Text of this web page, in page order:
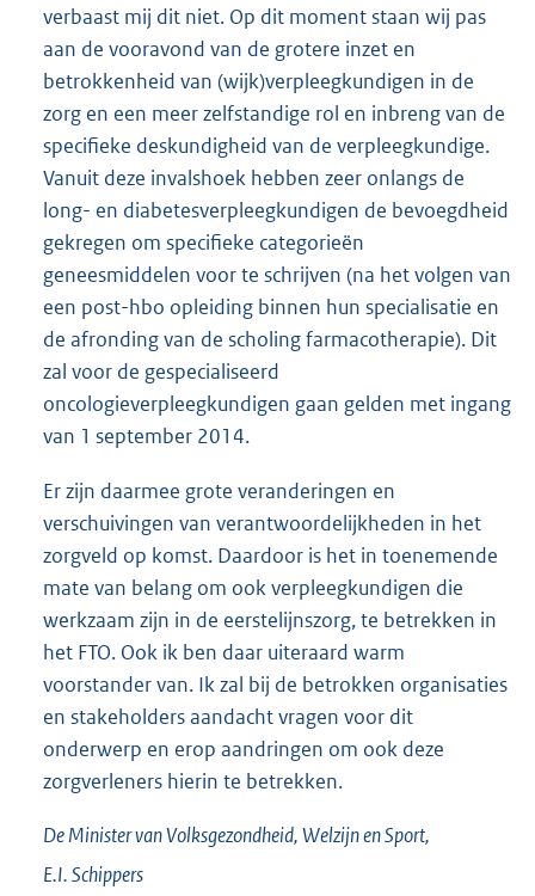
verbaast mij dit niet. Op dit moment staan wij pas
aan de vooravond van de grotere inzet en
betrokkenheid van (wijk)verpleegkundigen in de
zorg en een meer zelfstandige rol en inbreng van de
specifieke deskundigheid van de verpleegkundige.
Vanuit deze invalshoek hebben zeer onlangs de
long- en diabetesverpleegkundigen de bevoegdheid
gekregen om specifieke categorieën
geneesmiddelen voor te schrijven (na het volgen van
een post-hbo opleiding binnen hun specialisatie en
de afronding van de scholing farmacotherapie). Dit
zal voor de gespecialiseerd
oncologieverpleegkundigen gaan gelden met ingang
van 1 september 2014.
Er zijn daarmee grote veranderingen en
verschuivingen van verantwoordelijkheden in het
zorgveld op komst. Daardoor is het in toenemende
mate van belang om ook verpleegkundigen die
werkzaam zijn in de eerstelijnszorg, te betrekken in
het FTO. Ook ik ben daar uiteraard warm
voorstander van. Ik zal bij de betrokken organisaties
en stakeholders aandacht vragen voor dit
onderwerp en erop aandringen om ook deze
zorgverleners hierin te betrekken.
De Minister van Volksgezondheid, Welzijn en Sport,
E.I.Schippers